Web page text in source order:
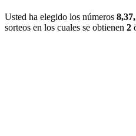
Usted ha elegido los números 8,37,
sorteos en los cuales se obtienen 2